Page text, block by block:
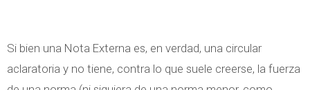
Si bien una Nota Externa es, en verdad, una circular
aclaratoria y no tiene, contra lo que suele creerse, la fuerza